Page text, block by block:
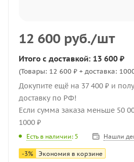
12 600 руб./шт
Итого с доставкой: 13 600 ₽
(Товары: 12 600 ₽ + доставка:
Докупите ещё на 37 400 ₽ и
доставку по РФ!
Если сумма заказа меньше 50
1000 ₽
Есть в наличии: 5 Нашли
-3% Экономия в корзине